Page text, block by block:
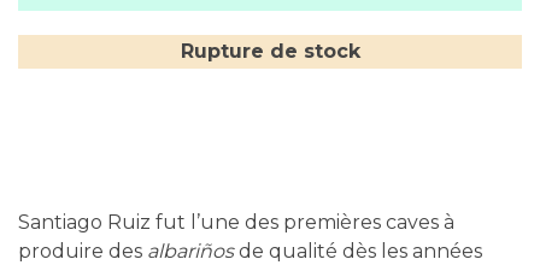
Rupture de stock
Santiago Ruiz fut l’une des premières caves à
produire des albariñosde qualité dès les années